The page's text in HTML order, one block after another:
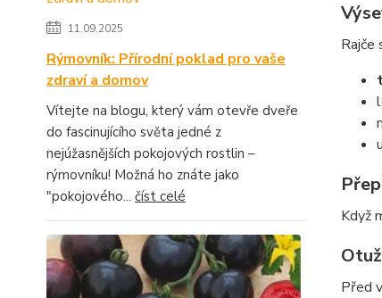
11.09.2025
Rýmovník: Přírodní poklad pro vaše
zdraví a domov
Vítejte na blogu, který vám otevře dveře
do fascinujícího světa jedné z
nejúžasnějších pokojových rostlin –
rýmovníku! Možná ho znáte jako
"pokojového... číst celé
Rajče
Když
Před